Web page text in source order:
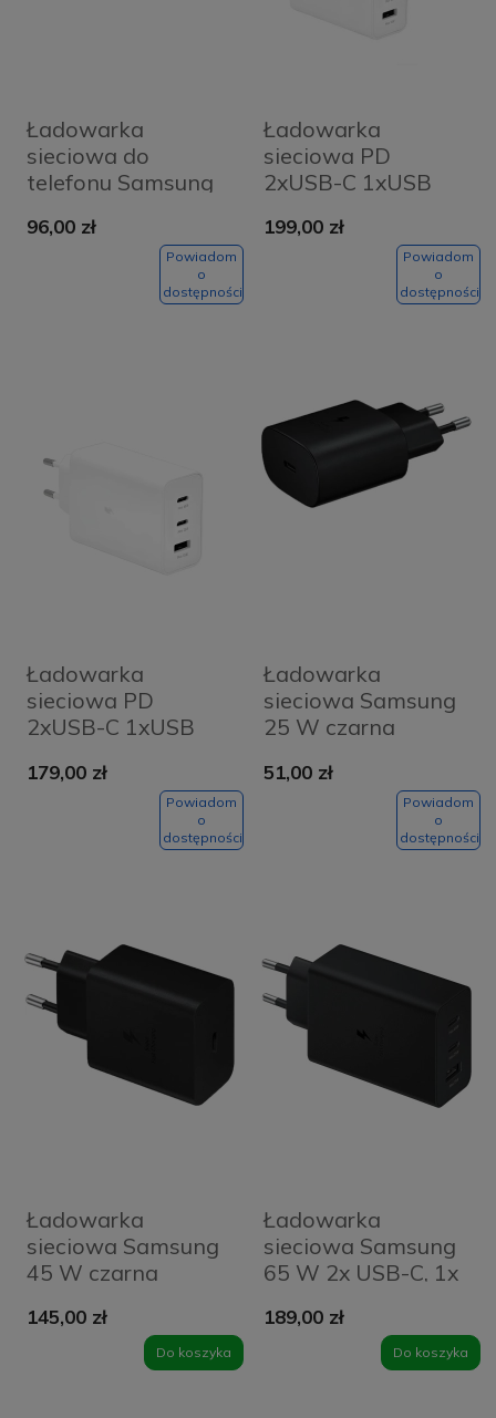
Ładowarka
sieciowa do
telefonu Samsung
OEM biała
96,00 zł
Powiadom
o
dostępności
Ładowarka
sieciowa PD
2xUSB-C 1xUSB
65W Biała BOX
199,00 zł
Powiadom
o
dostępności
Ładowarka
sieciowa PD
2xUSB-C 1xUSB
65W OEM biała
179,00 zł
Powiadom
o
dostępności
Ładowarka
sieciowa Samsung
25 W czarna
51,00 zł
Powiadom
o
dostępności
Ładowarka
sieciowa Samsung
45 W czarna
145,00 zł
Do koszyka
Ładowarka
sieciowa Samsung
65 W 2x USB-C, 1x
189,00 zł
Do koszyka